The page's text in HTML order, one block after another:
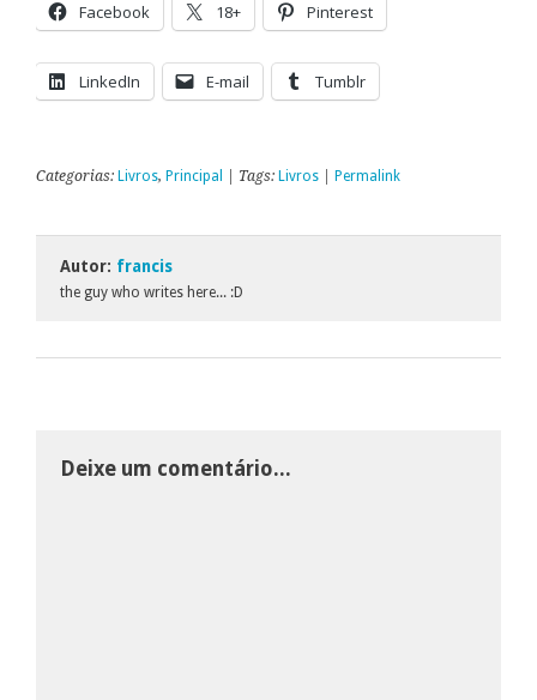
Facebook 18+ Pinterest
LinkedIn E-mail Tumblr
Categorias: Livros, Principal | Tags: Livros Permalink
Autor: francis
the guy who writes here... :D
Deixe um comentário...